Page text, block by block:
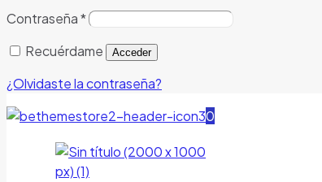
Contraseña*
Recuérdame
Acceder
¿Olvidaste la contraseña?
0